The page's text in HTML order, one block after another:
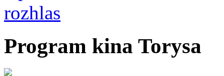
Program kina Torysa